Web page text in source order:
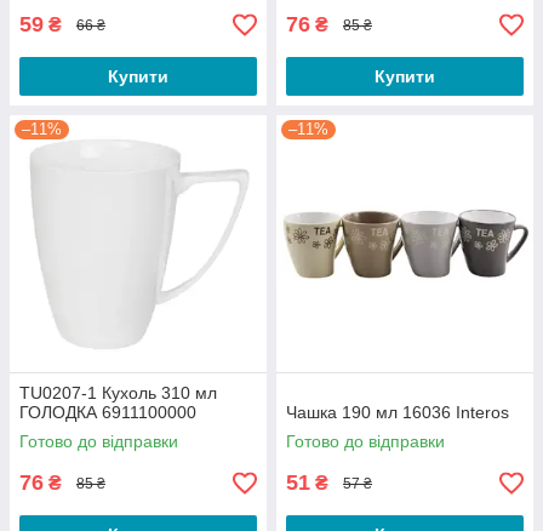
59 ₴ 66 ₴
Купити
76 ₴ 85 ₴
Купити
–11%
TU0207-1 Кухоль 310 мл
ГОЛОДКА 6911100000
Готово до відправки
76 ₴ 85 ₴
–11%
Чашка 190 мл 16036 Interos
Готово до відправки
51 ₴ 57 ₴